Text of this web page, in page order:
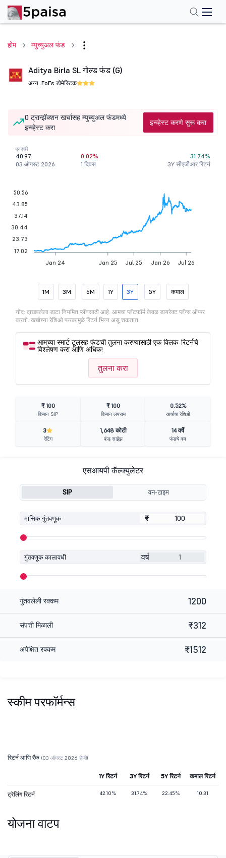
होम म्युच्युअल फंड
Aditya Birla SL गोल्ड फंड (G)
अन्य .FoFs डोमेस्टिक
0 ट्रान्झॅक्शन खर्चासह म्युच्युअल फंडमध्ये
इन्व्हेस्ट करा
इन्व्हेस्ट करणे सुरू करा
एनएव्ही
40.97
03 ऑगस्ट 2026
0.02%
1 दिवस
31.74%
3Y सीएजीआर रिटर्न
Jan 24 Jan 25 Jul 25 Jan 26 Jul 26
50.56
43.85
37.14
30.44
23.73
17.02
1M 3M 6M 1Y 3Y 5Y कमाल
नोंद: दाखवलेला डाटा नियमित प्लॅनसाठी आहे. आमचा प्लॅटफॉर्म केवळ डायरेक्ट प्लॅन्स ऑफर
करतो. खर्चाच्या रेशिओ फरकामुळे रिटर्न भिन्न असू शकतात.
आमच्या स्मार्ट टूलसह फंडची तुलना करण्यासाठी एक क्लिक-रिटर्नचे
विश्लेषण करा आणि अधिक!
तुलना करा
₹ 100
किमान SIP
₹ 100
किमान लंपसम
0.52%
खर्चाचा रेशिओ
3
रेटिंग
1,648 कोटी
फंड साईझ
14 वर्षे
फंडचे वय
एसआयपी कॅल्क्युलेटर
SIP वन-टाइम
मासिक गुंतवणूक ₹
₹
गुंतवणूक कालावधी वर्ष
गुंतवलेली रक्कम 1200
संपत्ती मिळाली ₹312
अपेक्षित रक्कम ₹1512
स्कीम परफॉर्मन्स
रिटर्न आणि रँक (03 ऑगस्ट 2026 रोजी)
1Y रिटर्न 3Y रिटर्न 5Y रिटर्न कमाल रिटर्न
ट्रेलिंग रिटर्न 42.10% 31.74% 22.45% 10.31
योजना वाटप